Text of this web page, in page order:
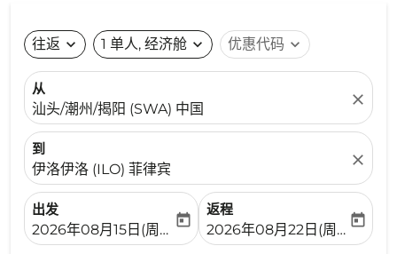
往返 expand_more 1 单人, 经济舱 expand_more 优惠代码 expand_more
从
汕头/潮州/揭阳 (SWA) 中国
close
到
伊洛伊洛 (ILO) 菲律宾
close
出发
fc-booking-departure-date-aria-label
2026年08月15日(周六)
today
返程
fc-booking-return-date-
2026年08月22日(周六)
today